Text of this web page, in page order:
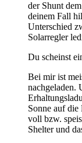
der Shunt
deinem Fall
Unterschied
Solarregler
Du scheinst
Bei mir ist
nachgeladen.
Sonne auf die
voll bzw.
Shelter und